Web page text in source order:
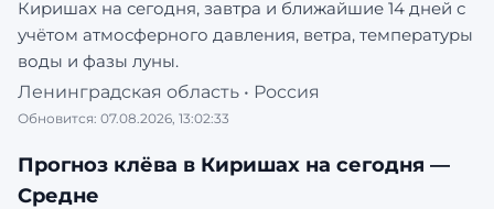
Киришах на сегодня, завтра и ближайшие 14 дней с
учётом атмосферного давления, ветра, температуры
воды и фазы луны.
Ленинградская область • Россия
Обновится: 07.08.2026, 13:02:33
Прогноз клёва в Киришах на сегодня —
Средне